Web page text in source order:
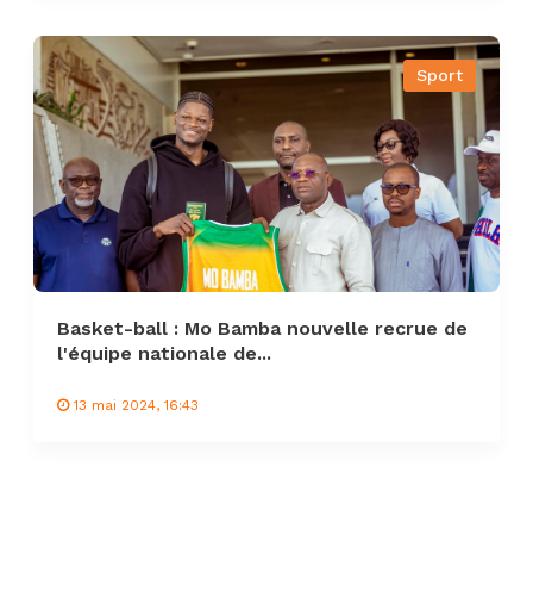
Sport
Basket-ball : Mo Bamba nouvelle recrue de
l'équipe nationale de...
13 mai 2024, 16:43